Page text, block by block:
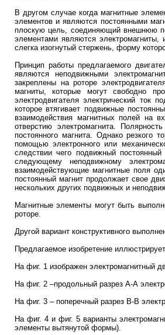
В другом случае когда магнитные
элементов и являются постоянными
плоскую цель, соединяющий внешнюю
элементами являются
слегка изогнутый стержень, форму
Принцип работы предлагаемого
являются неподвижными
закреплены на роторе
магниты, которые могут свободно
электродвигателя электрический ток
которое втягивает подвижные
взаимодействия магнитных полей на
отверстию электромагнита.
постоянного магнита. Однако резкого
помощью электронного или
следствии чего подвижный
следующему неподвижному
взаимодействующие магнитные поля
постоянный магнит продолжает свое
нескольких других подвижных и
Магнитные элементы могут быть
роторе.
Другой вариант конструктивного
Предлагаемое изобретение
На фиг. 1 изображен электромагнитный
На фиг. 2 –продольный разрез А-А
На фиг. 3 – поперечный разрез В-В
На фиг. 4 и фиг. 5 варианты
элементы вытянутой формы).